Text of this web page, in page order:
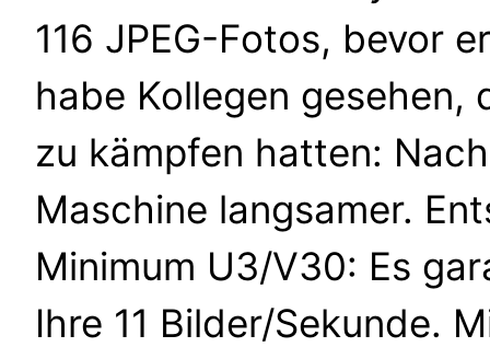
116 JPEG-Fotos, bevor
habe Kollegen gesehen,
zu kämpfen hatten:
Maschine langsamer.
Minimum U3/V30: Es
Ihre 11 Bilder/Sekunde.